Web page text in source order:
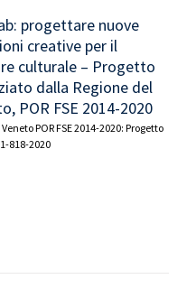
progettare nuove
creative per il
culturale – Progetto
dalla Regione del
POR FSE 2014-2020
POR FSE 2014-2020: Progetto
818-2020